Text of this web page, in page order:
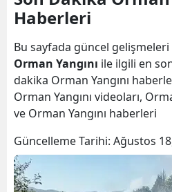
Haberleri
Bu sayfada güncel
Orman Yangını ile ilgili en
dakika Orman Yangını
Orman Yangını videoları,
ve Orman Yangını haberleri
Güncelleme Tarihi: Ağustos